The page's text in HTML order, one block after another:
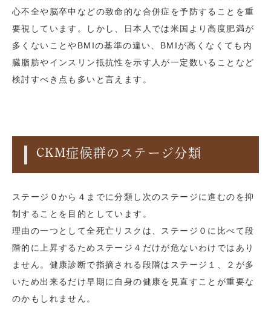
心不全や脳卒中などの致命的な合併症を予防することを重
要視しています。しかし、日本人では米国より高度肥満が
多くないことやBMIの基準の違い、BMIが高くなくても内
臓脂肪やインスリン抵抗性を示す人が一定数いることなど
検討すべき点も多いと言えます。
CKM症候群のステージ分類
ステージ０から４までに分類し次のステージに進むのを抑
制することを目的としています。
理由の一つとして全死亡リスクは、ステージ０に比べて段
階的に上昇するためステージ４だけが危ないわけではあり
ません。健康診断で指摘される段階はステージ１、２が多
いため出来るだけ早期に自身の健康を見直すことが重要な
のかもしれません。